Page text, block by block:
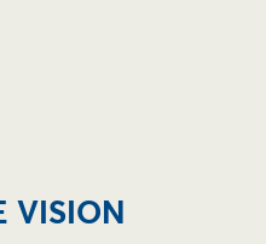
VISION